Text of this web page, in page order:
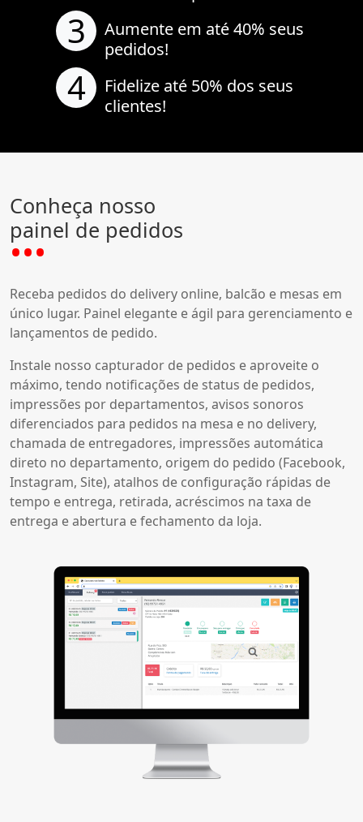
3
Aumente em até 40% seus
pedidos!
4
Fidelize até 50% dos seus
clientes!
Conheça nosso
painel de pedidos
Receba pedidos do delivery online, balcão e mesas em
único lugar. Painel elegante e ágil para gerenciamento e
lançamentos de pedido.
Instale nosso capturador de pedidos e aproveite o
máximo, tendo notificações de status de pedidos,
impressões por departamentos, avisos sonoros
diferenciados para pedidos na mesa e no delivery,
chamada de entregadores, impressões automática
direto no departamento, origem do pedido (Facebook,
Instagram, Site), atalhos de configuração rápidas de
tempo e entrega, retirada, acréscimos na taxa de
entrega e abertura e fechamento da loja.